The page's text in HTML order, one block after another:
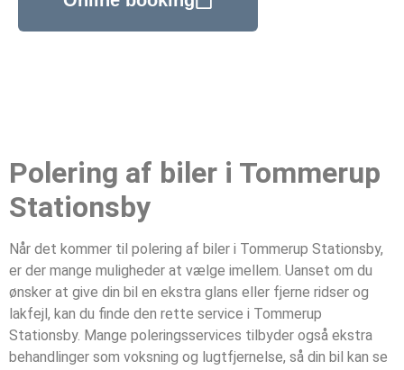
Polering af biler i Tommerup
Stationsby
Når det kommer til polering af biler i Tommerup Stationsby,
er der mange muligheder at vælge imellem. Uanset om du
ønsker at give din bil en ekstra glans eller fjerne ridser og
lakfejl, kan du finde den rette service i Tommerup
Stationsby. Mange poleringsservices tilbyder også ekstra
behandlinger som voksning og lugtfjernelse, så din bil kan se